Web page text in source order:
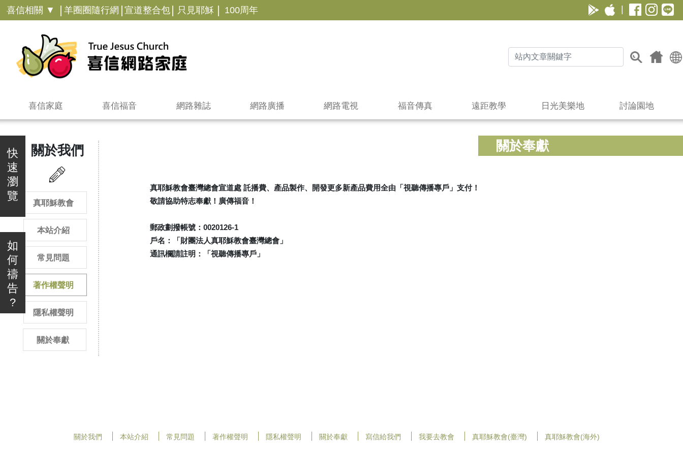
喜信相關 ▼ | 羊圈圈隨行網 | 宣道整合包 | 只見耶穌 | 100周年
喜信家庭 喜信福音 網路雜誌 網路廣播 網路電視 福音傳真 遠距教學 日光美樂地 討論園地
關於奉獻
快
速
瀏
覽
如
何
禱
告
?
關於我們
真耶穌教會
本站介紹
常見問題
著作權聲明
隱私權聲明
關於奉獻
真耶穌教會臺灣總會宣道處 託播費、產品製作、開發更多新產品費用全由「視聽傳播專戶」支付！
敬請協助特志奉獻！廣傳福音！
郵政劃撥帳號：0020126-1
戶名：「財團法人真耶穌教會臺灣總會」
通訊欄請註明：「視聽傳播專戶」
關於我們 本站介紹 常見問題 著作權聲明 隱私權聲明 關於奉獻 寫信給我們 我要去教會 真耶穌教會(臺灣) 真耶穌教會(海外)